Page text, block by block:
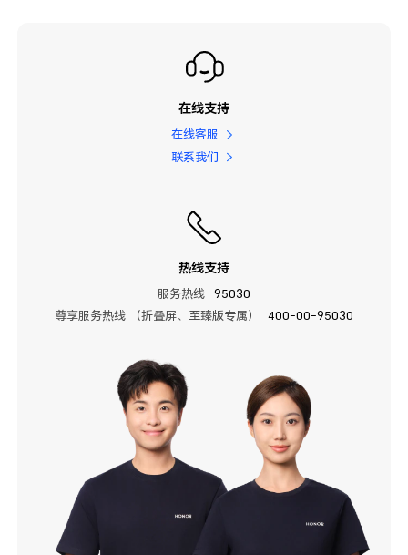
在线支持
在线客服
联系我们
热线支持
服务热线
95030
尊享服务热线 （折叠屏、至臻版专属）
400-00-95030